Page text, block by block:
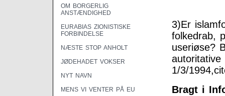
OM BORGERLIG
ANSTÆNDIGHED
EURABIAS ZIONISTISKE
FORBINDELSE
NÆSTE STOP ANHOLT
JØDEHADET VOKSER
NYT NAVN
MENS VI VENTER PÅ EU
3)Er
folkedrab,
useriøse?
autoritative
1/3/
Bragt i